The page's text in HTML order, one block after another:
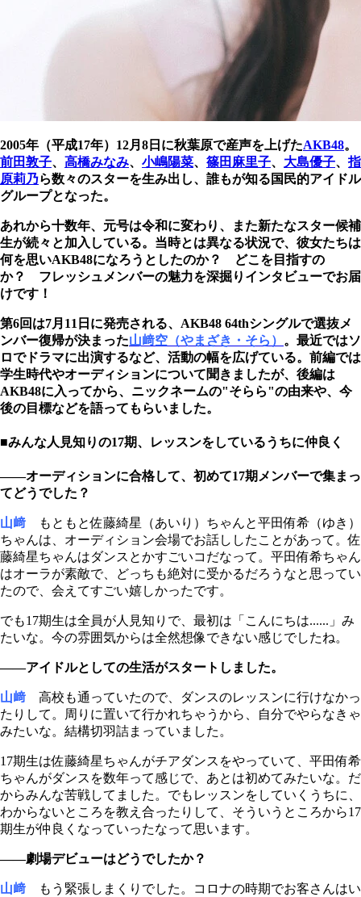
2005年（平成17年）12月8日に秋葉原で産声を上げたAKB48。
前田敦子、 高橋みなみ、 小嶋陽菜、 篠田麻里子、 大島優子、指
原莉乃ら数々のスターを生み出し、誰もが知る国民的アイドル
グループとなった。
あれから十数年、元号は令和に変わり、また新たなスター候補
生が続々と加入している。当時とは異なる状況で、彼女たちは
何を思いAKB48になろうとしたのか？ どこを目指すの
か？ フレッシュメンバーの魅力を深掘りインタビューでお届
けです！
第6回は7月11日に発売される、AKB48 64thシングルで選抜メ
ンバー復帰が決まった山﨑空（やまざき・そら） 。最近ではソ
ロでドラマに出演するなど、活動の幅を広げている。前編では
学生時代やオーディションについて聞きましたが、後編は
AKB48に入ってから、ニックネームの"そらら"の由来や、今
後の目標などを語ってもらいました。
■みんな人見知りの17期、レッスンをしているうちに仲良く
――オーディションに合格して、初めて17期メンバーで集まっ
てどうでした？
山﨑 もともと佐藤綺星（あいり）ちゃんと平田侑希（ゆき）
ちゃんは、オーディション会場でお話ししたことがあって。佐
藤綺星ちゃんはダンスとかすごいコだなって。平田侑希ちゃん
はオーラが素敵で、どっちも絶対に受かるだろうなと思ってい
たので、会えてすごい嬉しかったです。
でも17期生は全員が人見知りで、最初は「こんにちは......」み
たいな。今の雰囲気からは全然想像できない感じでしたね。
――アイドルとしての生活がスタートしました。
山﨑 高校も通っていたので、ダンスのレッスンに行けなかっ
たりして。周りに置いて行かれちゃうから、自分でやらなきゃ
みたいな。結構切羽詰まっていました。
17期生は佐藤綺星ちゃんがチアダンスをやっていて、平田侑希
ちゃんがダンスを数年って感じで、あとは初めてみたいな。だ
からみんな苦戦してました。でもレッスンをしていくうちに、
わからないところを教え合ったりして、そういうところから17
期生が仲良くなっていったなって思います。
――劇場デビューはどうでしたか？
山﨑 もう緊張しまくりでした。コロナの時期でお客さんはい